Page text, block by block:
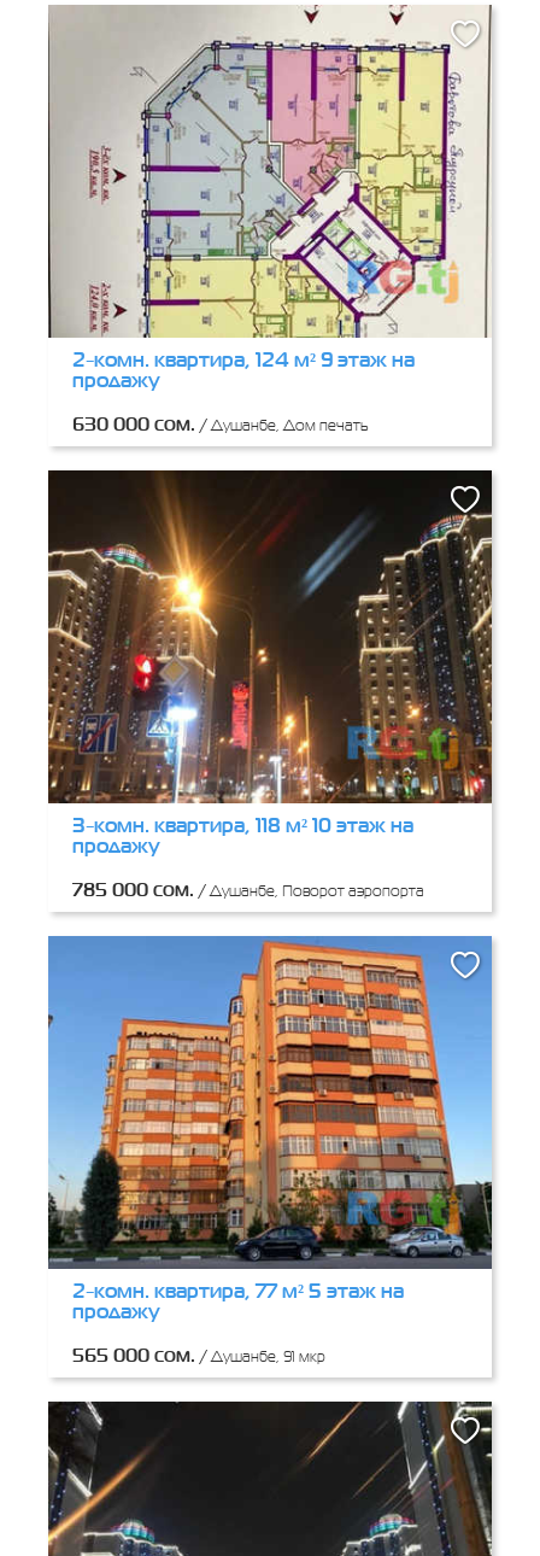
2-комн. квартира, 124 м² 9 этаж на
продажу
630 000 сом. / Душанбе, Дом печать
3-комн. квартира, 118 м² 10 этаж на
продажу
785 000 сом. / Душанбе, Поворот аэропорта
2-комн. квартира, 77 м² 5 этаж на
продажу
565 000 сом. / Душанбе, 91 мкр